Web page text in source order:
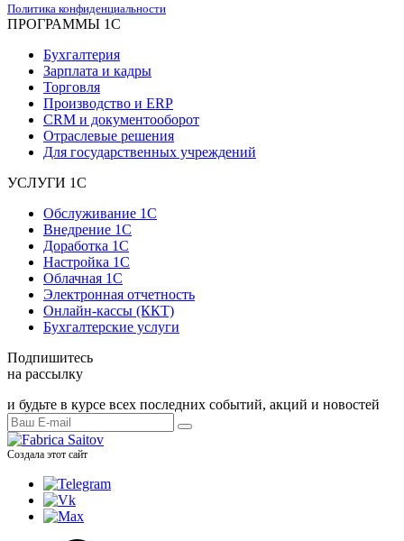
Политика конфиденциальности
ПРОГРАММЫ 1С
Бухгалтерия
Зарплата и кадры
Торговля
Производство и ERP
CRM и документооборот
Отраслевые решения
Для государственных учреждений
УСЛУГИ 1С
Обслуживание 1С
Внедрение 1С
Доработка 1С
Настройка 1С
Облачная 1С
Электронная отчетность
Онлайн-кассы (ККТ)
Бухгалтерские услуги
Подпишитесь
на рассылку
и будьте в курсе всех последних событий, акций и новостей
Создала этот сайт